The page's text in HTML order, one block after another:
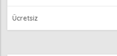
Ücretsiz